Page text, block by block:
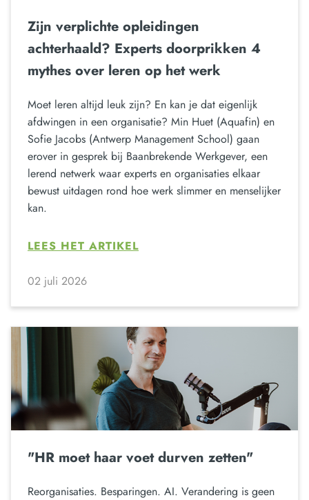
Zijn verplichte opleidingen
achterhaald? Experts doorprikken 4
mythes over leren op het werk
Moet leren altijd leuk zijn? En kan je dat eigenlijk
afdwingen in een organisatie? Min Huet (Aquafin) en
Sofie Jacobs (Antwerp Management School) gaan
erover in gesprek bij Baanbrekende Werkgever, een
lerend netwerk waar experts en organisaties elkaar
bewust uitdagen rond hoe werk slimmer en menselijker
kan.
LEES HET ARTIKEL
02 juli 2026
"HR moet haar voet durven zetten"
Reorganisaties. Besparingen. AI. Verandering is geen